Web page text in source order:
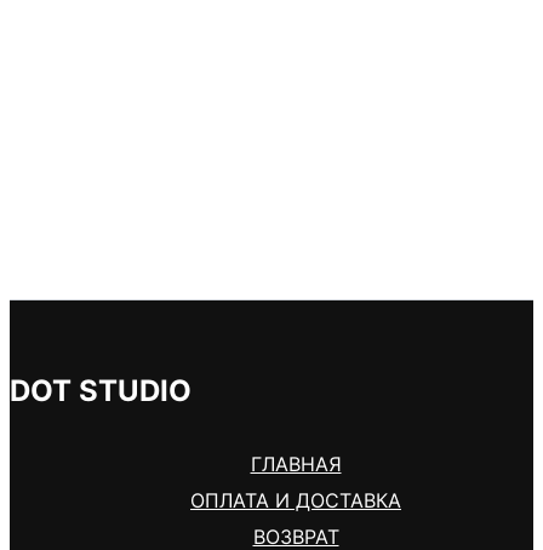
DOT STUDIO
ГЛАВНАЯ
ОПЛАТА И ДОСТАВКА
ВОЗВРАТ